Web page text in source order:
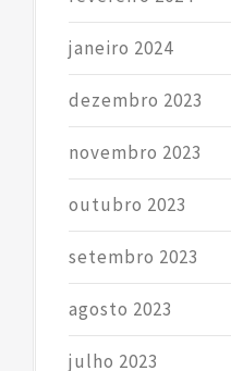
janeiro 2024
dezembro 2023
novembro 2023
outubro 2023
setembro 2023
agosto 2023
julho 2023